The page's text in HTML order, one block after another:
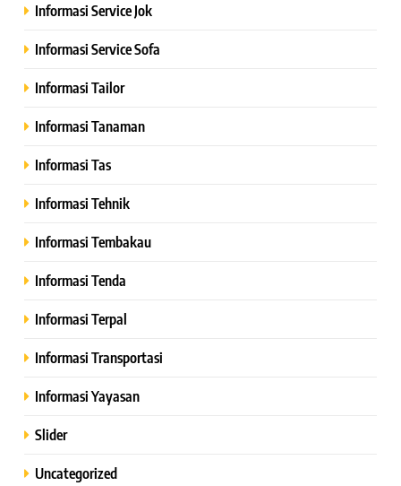
Informasi Service Jok
Informasi Service Sofa
Informasi Tailor
Informasi Tanaman
Informasi Tas
Informasi Tehnik
Informasi Tembakau
Informasi Tenda
Informasi Terpal
Informasi Transportasi
Informasi Yayasan
Slider
Uncategorized